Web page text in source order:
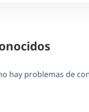
hay problemas de